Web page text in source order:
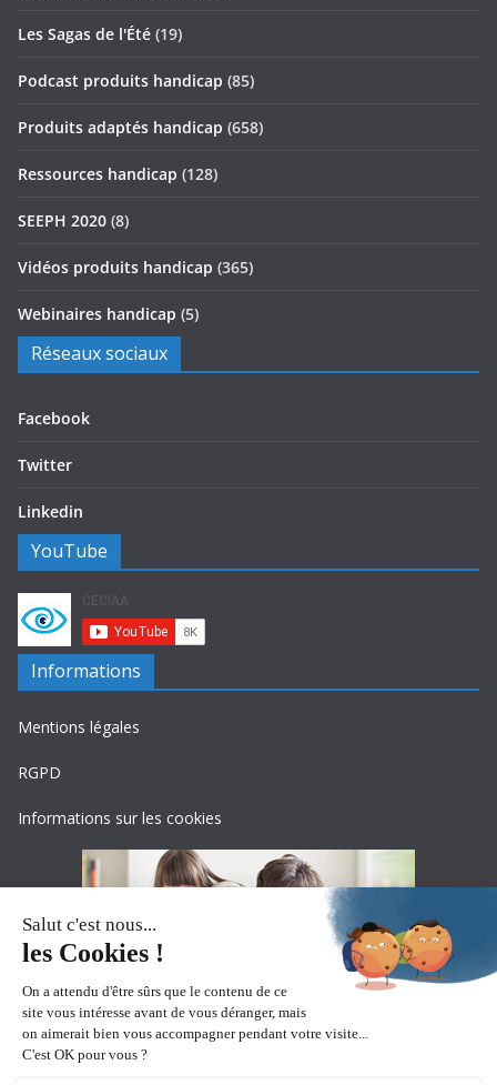
Les Sagas de l'Été (19)
Podcast produits handicap (85)
Produits adaptés handicap (658)
Ressources handicap (128)
SEEPH 2020 (8)
Vidéos produits handicap (365)
Webinaires handicap (5)
Réseaux sociaux
Facebook
Twitter
Linkedin
YouTube
Informations
Mentions légales
RGPD
Informations sur les cookies